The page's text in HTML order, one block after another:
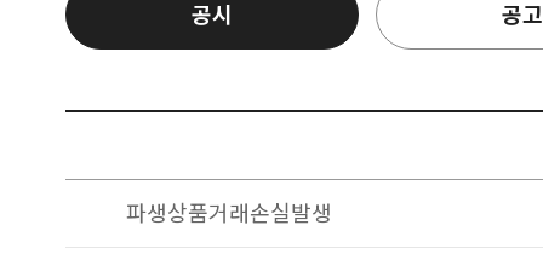
공시 공고
파생상품거래손실발생